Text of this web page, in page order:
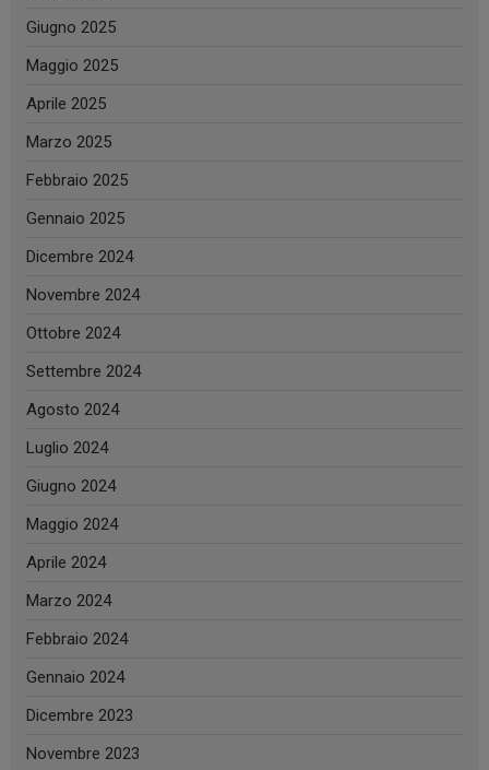
Giugno 2025
Maggio 2025
Aprile 2025
Marzo 2025
Febbraio 2025
Gennaio 2025
Dicembre 2024
Novembre 2024
Ottobre 2024
Settembre 2024
Agosto 2024
Luglio 2024
Giugno 2024
Maggio 2024
Aprile 2024
Marzo 2024
Febbraio 2024
Gennaio 2024
Dicembre 2023
Novembre 2023